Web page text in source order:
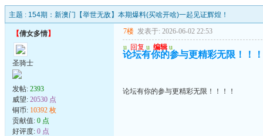
主题 : 154期：新澳门【举世无敌】本期爆料(买啥开啥)一起见证辉煌！
【倩女多情】
圣骑士
发帖: 2393
威望: 20530 点
铜币: 10392 枚
贡献值: 0 点
好评度: 0 点
7楼 发表于: 2026-06-02 22:53
u 回复 u 编辑 u
论坛有你的参与更精彩无限！！
论坛有你的参与更精彩无限！！！！